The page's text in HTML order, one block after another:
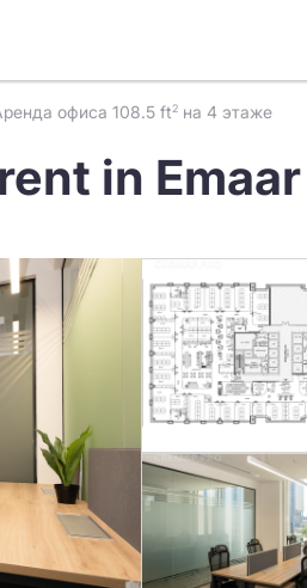
офиса 108.5 ft2 на 4 этаже
in